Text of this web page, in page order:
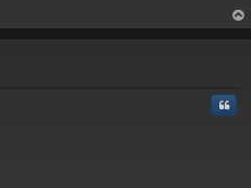
rri
Citar